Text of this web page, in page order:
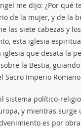
me dijo: ¿Por qué
de la mujer, y de la
las siete cabezas y
esta iglesia
que desata la
la Bestia,
Sacro Imperio
sistema político-
y mientras surge
es por